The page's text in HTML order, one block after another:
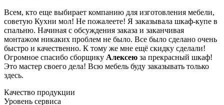
Всем, кто еще выбирает компанию для изготовления мебели,
советую Кухни мол! Не пожалеете! Я заказывала шкаф-купе в
спальню. Начиная с обсуждения заказа и заканчивая
монтажом никаких проблем не было. Все было сделано очень
быстро и качественно. К тому же мне ещё скидку сделали!
Огромное спасибо сборщику Алексею за прекрасный шкаф!
Это мастер своего дела! Всю мебель буду заказывать только
здесь.
Качество продукции
Уровень сервиса